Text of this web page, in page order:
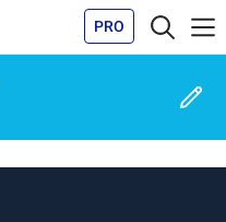
PRO